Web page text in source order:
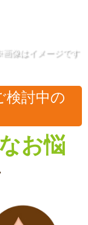
画像はイメージです
検討中の
お悩